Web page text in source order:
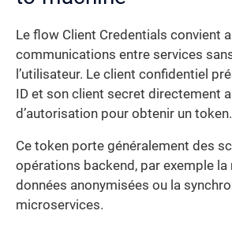
Le flow Client Credentials convient
communications entre services
l’utilisateur. Le client confidentiel
ID et son client secret directement
d’autorisation pour obtenir un token.
Ce token porte généralement des
opérations backend, par exemple
données anonymisées ou la
microservices.